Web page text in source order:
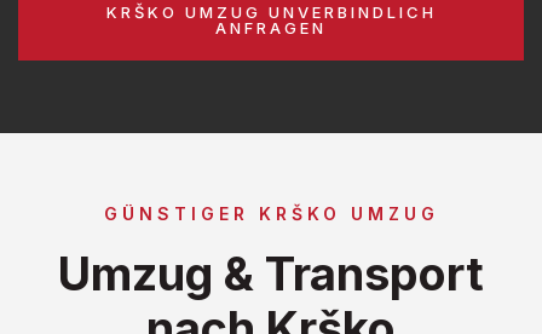
KRŠKO UMZUG UNVERBINDLICH
ANFRAGEN
GÜNSTIGER KRŠKO UMZUG
Umzug & Transport